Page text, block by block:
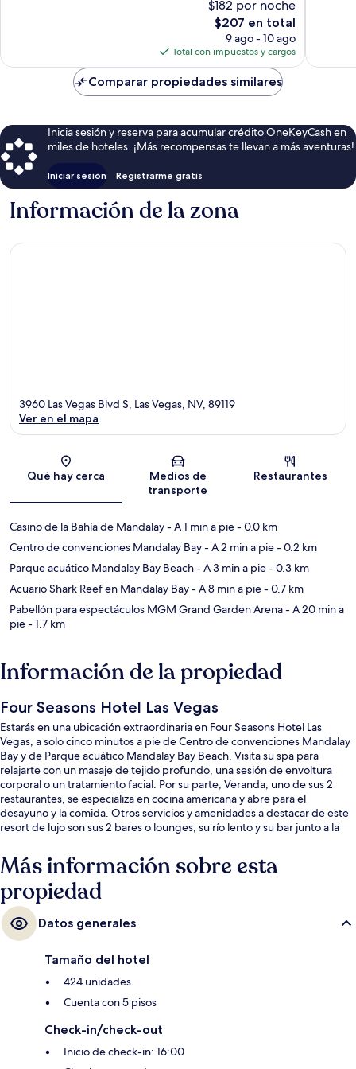
$182 por noche
El
precio
actual
es
de
$207
$207 en total
9 ago - 10 ago
Total con impuestos y cargos
Comparar propiedades similares
Inicia sesión y reserva para acumular crédito OneKeyCash en
miles de hoteles. ¡Más recompensas te llevan a más aventuras!
Iniciar sesión Registrarme gratis
Información de la zona
Sección del mapa
3960 Las Vegas Blvd S, Las Vegas, NV, 89119
Ver en el mapa
Qué hay cerca
Medios de
transporte
Restaurantes
Casino de la Bahía de Mandalay- A 1 min a pie- 0.0 km
Centro de convenciones Mandalay Bay- A 2 min a pie- 0.2 km
Parque acuático Mandalay Bay Beach- A 3 min a pie- 0.3 km
Acuario Shark Reef en Mandalay Bay- A 8 min a pie- 0.7 km
Pabellón para espectáculos MGM Grand Garden Arena- A 20 min a
pie- 1.7 km
Información de la propiedad
Four Seasons Hotel Las Vegas
Estarás en una ubicación extraordinaria en Four Seasons Hotel Las
Vegas, a solo cinco minutos a pie de Centro de convenciones Mandalay
Bay y de Parque acuático Mandalay Bay Beach. Visita su spa para
relajarte con un masaje de tejido profundo, una sesión de envoltura
corporal o un tratamiento facial. Por su parte, Veranda, uno de sus 2
restaurantes, se especializa en cocina americana y abre para el
desayuno y la comida. Otros servicios y amenidades a destacar de este
resort de lujo son sus 2 bares o lounges, su río lento y su bar junto a la
calificaciones de otros visitantes.
Más información sobre esta
propiedad
Datos generales
Tamaño del hotel
424 unidades
Cuenta con 5 pisos
Check-in/check-out
Inicio de check-in: 16:00